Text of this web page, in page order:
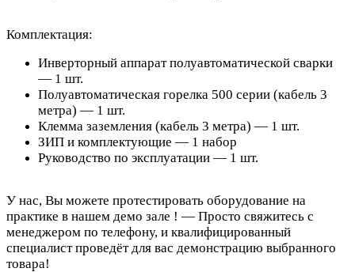
Комплектация:
Инверторный аппарат полуавтоматической сварки
— 1 шт.
Полуавтоматическая горелка 500 серии (кабель 3
метра) — 1 шт.
Клемма заземления (кабель 3 метра) — 1 шт.
ЗИП и комплектующие — 1 набор
Руководство по эксплуатации — 1 шт.
У нас, Вы можете протестировать оборудование на
практике в нашем демо зале ! — Просто свяжитесь с
менеджером по телефону, и квалифицированный
специалист проведёт для вас демонстрацию выбранного
товара!